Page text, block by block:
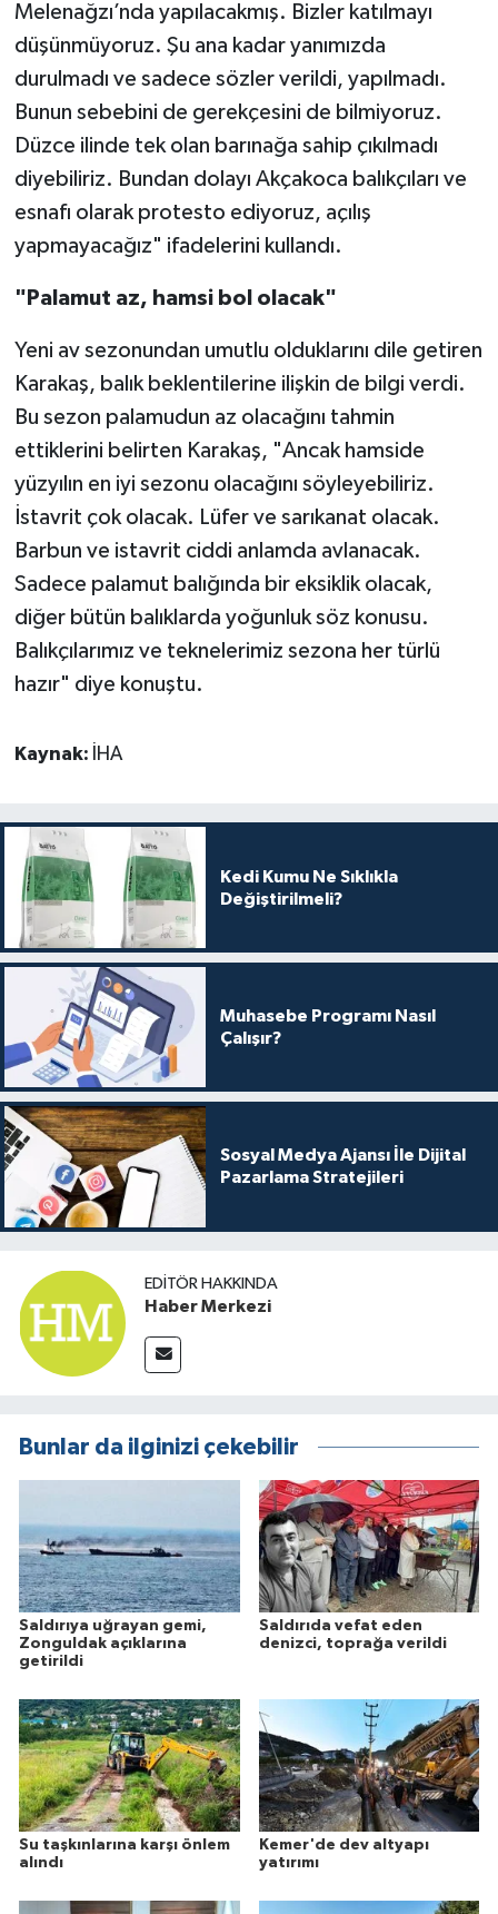
Melenağzı’nda yapılacakmış. Bizler katılmayı
düşünmüyoruz. Şu ana kadar yanımızda
durulmadı ve sadece sözler verildi, yapılmadı.
Bunun sebebini de gerekçesini de bilmiyoruz.
Düzce ilinde tek olan barınağa sahip çıkılmadı
diyebiliriz. Bundan dolayı Akçakoca balıkçıları ve
esnafı olarak protesto ediyoruz, açılış
yapmayacağız" ifadelerini kullandı.
"Palamut az, hamsi bol olacak"
Yeni av sezonundan umutlu olduklarını dile getiren
Karakaş, balık beklentilerine ilişkin de bilgi verdi.
Bu sezon palamudun az olacağını tahmin
ettiklerini belirten Karakaş, "Ancak hamside
yüzyılın en iyi sezonu olacağını söyleyebiliriz.
İstavrit çok olacak. Lüfer ve sarıkanat olacak.
Barbun ve istavrit ciddi anlamda avlanacak.
Sadece palamut balığında bir eksiklik olacak,
diğer bütün balıklarda yoğunluk söz konusu.
Balıkçılarımız ve teknelerimiz sezona her türlü
hazır" diye konuştu.
Kaynak: İHA
Kedi Kumu Ne Sıklıkla
Değiştirilmeli?
Muhasebe Programı Nasıl
Çalışır?
Sosyal Medya Ajansı İle Dijital
Pazarlama Stratejileri
EDITÖR HAKKINDA
Haber Merkezi
Bunlar da ilginizi çekebilir
Saldırıya uğrayan gemi,
Zonguldak açıklarına
getirildi
Saldırıda vefat eden
denizci, toprağa verildi
Su taşkınlarına karşı önlem
alındı
Kemer'de dev altyapı
yatırımı